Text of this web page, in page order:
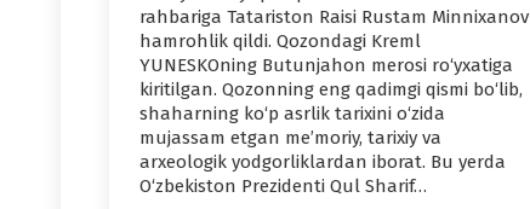
rahbariga Tatariston Raisi Rustam Minnixanov
hamrohlik qildi. Qozondagi Kreml
YUNЕSKOning Butunjahon merosi ro‘yxatiga
kiritilgan. Qozonning eng qadimgi qismi bo‘lib,
shaharning ko‘p asrlik tarixini o‘zida
mujassam etgan me’moriy, tarixiy va
arxeologik yodgorliklardan iborat. Bu yerda
O‘zbekiston Prezidenti Qul Sharif…